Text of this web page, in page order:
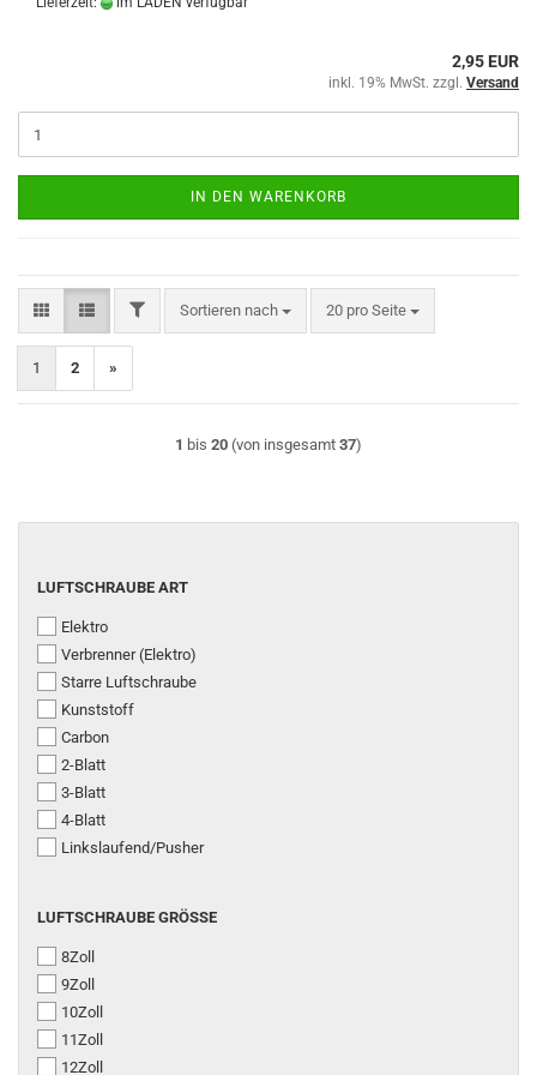
2,95 EUR
inkl. 19% MwSt. zzgl. Versand
IN DEN WARENKORB
FILTERSortieren nach
Sortieren nach 20 pro Seite
pro Seite
1 2 »
1 bis 20 (von insgesamt 37)
LUFTSCHRAUBE
LUFTSCHRAUBE ART
Elektro
Verbrenner (Elektro)
Starre Luftschraube
Kunststoff
Carbon
2-Blatt
3-Blatt
4-Blatt
Linkslaufend/Pusher
LUFTSCHRAUBE
LUFTSCHRAUBE GRÖSSE
8Zoll
9Zoll
10Zoll
11Zoll
12Zoll